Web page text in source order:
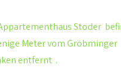
Stoder
Meter vom Gröbminger
entfernt .